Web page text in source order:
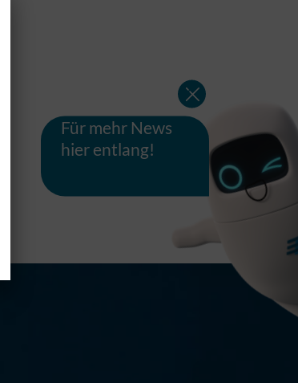
Für mehr News
hier entlang!